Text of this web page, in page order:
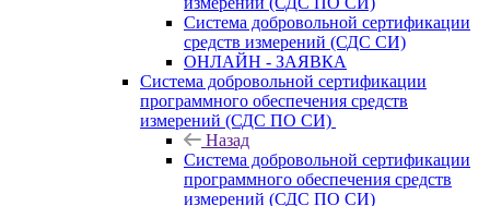
Система добровольной сертификации
средств измерений (СДС СИ)
ОНЛАЙН - ЗАЯВКА
Система добровольной сертификации
программного обеспечения средств
измерений (СДС ПО СИ)
Назад
Система добровольной сертификации
программного обеспечения средств
измерений (СДС ПО СИ)